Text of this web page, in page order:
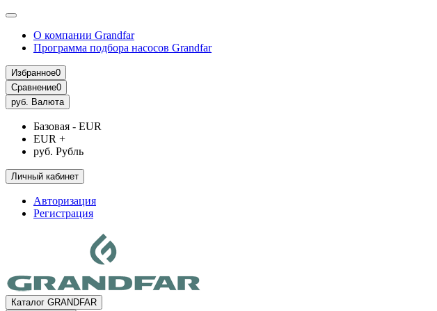
О компании Grandfar
Программа подбора насосов Grandfar
Избранное0
Сравнение0
руб. Валюта
Базовая - EUR
EUR +
руб. Рубль
Личный кабинет
Авторизация
Регистрация
Каталог GRANDFAR